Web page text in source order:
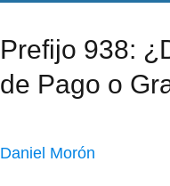
Prefijo 938:
de Pago o
Daniel Morón